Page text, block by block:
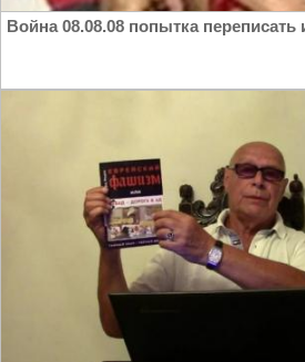
Война 08.08.08 попытка переписать